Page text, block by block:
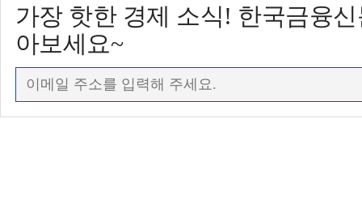
가장 핫한 경제 소식! 한국금융
아보세요~